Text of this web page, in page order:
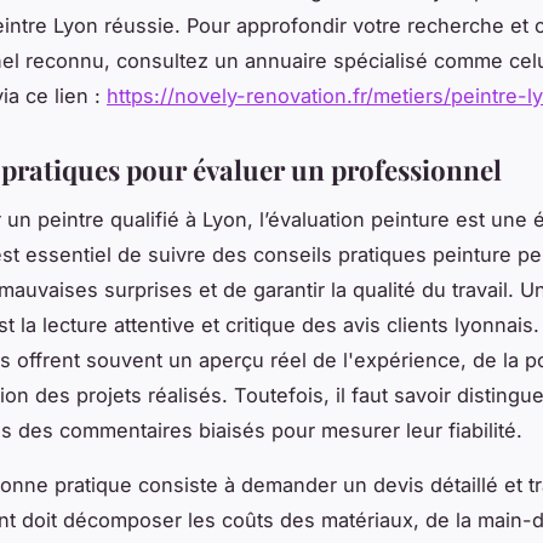
Lyon réussie. Pour approfondir votre recherche et
reconnu, consultez un annuaire spécialisé comme
ce lien : https://novely-renovation.fr/metiers/peintre-
pour évaluer un professionnel
peintre qualifié à Lyon, l’évaluation peinture est une
essentiel de suivre des conseils pratiques peinture
surprises et de garantir la qualité du travail.
la lecture attentive et critique des avis clients
offrent souvent un aperçu réel de l'expérience, de la
des projets réalisés. Toutefois, il faut savoir
des commentaires biaisés pour mesurer leur fiabilité.
pratique consiste à demander un devis détaillé et
doit décomposer les coûts des matériaux, de la